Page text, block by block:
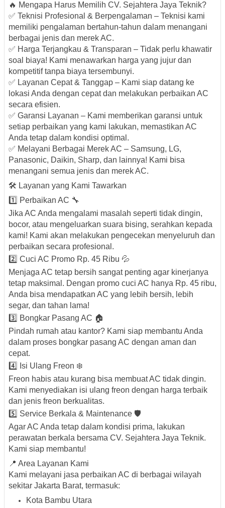
🔥 Mengapa Harus Memilih CV. Sejahtera Jaya Teknik?
✅ Teknisi Profesional & Berpengalaman – Teknisi kami
memiliki pengalaman bertahun-tahun dalam menangani
berbagai jenis dan merek AC.
✅ Harga Terjangkau & Transparan – Tidak perlu khawatir
soal biaya! Kami menawarkan harga yang jujur dan
kompetitif tanpa biaya tersembunyi.
✅ Layanan Cepat & Tanggap – Kami siap datang ke
lokasi Anda dengan cepat dan melakukan perbaikan AC
secara efisien.
✅ Garansi Layanan – Kami memberikan garansi untuk
setiap perbaikan yang kami lakukan, memastikan AC
Anda tetap dalam kondisi optimal.
✅ Melayani Berbagai Merek AC – Samsung, LG,
Panasonic, Daikin, Sharp, dan lainnya! Kami bisa
menangani semua jenis dan merek AC.
🛠️ Layanan yang Kami Tawarkan
1️⃣ Perbaikan AC 🔧
Jika AC Anda mengalami masalah seperti tidak dingin,
bocor, atau mengeluarkan suara bising, serahkan kepada
kami! Kami akan melakukan pengecekan menyeluruh dan
perbaikan secara profesional.
2️⃣ Cuci AC Promo Rp. 45 Ribu 💦
Menjaga AC tetap bersih sangat penting agar kinerjanya
tetap maksimal. Dengan promo cuci AC hanya Rp. 45 ribu,
Anda bisa mendapatkan AC yang lebih bersih, lebih
segar, dan tahan lama!
3️⃣ Bongkar Pasang AC 🏠
Pindah rumah atau kantor? Kami siap membantu Anda
dalam proses bongkar pasang AC dengan aman dan
cepat.
4️⃣ Isi Ulang Freon ❄️
Freon habis atau kurang bisa membuat AC tidak dingin.
Kami menyediakan isi ulang freon dengan harga terbaik
dan jenis freon berkualitas.
5️⃣ Service Berkala & Maintenance 🛡️
Agar AC Anda tetap dalam kondisi prima, lakukan
perawatan berkala bersama CV. Sejahtera Jaya Teknik.
Kami siap membantu!
📍 Area Layanan Kami
Kami melayani jasa perbaikan AC di berbagai wilayah
sekitar Jakarta Barat, termasuk:
Kota Bambu Utara